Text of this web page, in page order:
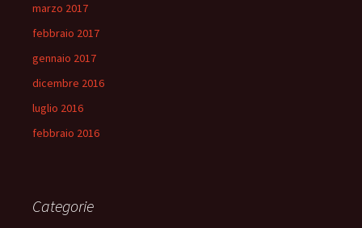
marzo 2017
febbraio 2017
gennaio 2017
dicembre 2016
luglio 2016
febbraio 2016
Categorie